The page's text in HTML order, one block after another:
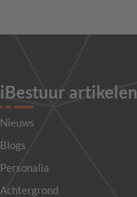
iBestuur artikelen
Nieuws
Blogs
Personalia
Achtergrond